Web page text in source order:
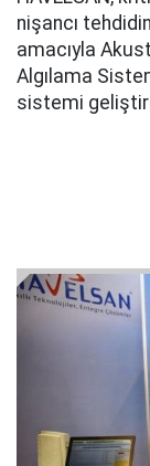
nişancı
amacıyla
Algılama
sistemi